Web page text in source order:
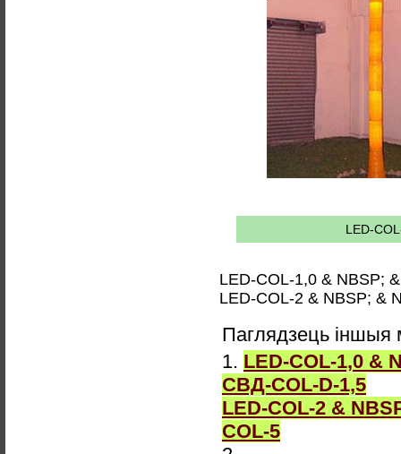
LED-
LED-COL-1,0 & NBSP;
LED-COL-2 & NBSP; &
Паглядзець іншыя
1. LED-COL-1,0 &
СВД-COL-D-1,5
LED-COL-2 &
COL-5